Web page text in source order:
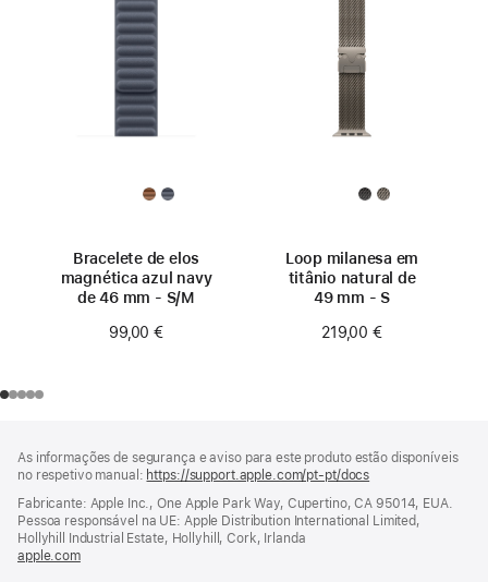
Bracelete de elos
magnética azul navy
de 46 mm - S/M
99,00 €
Loop milanesa em
titânio natural de
49 mm - S
219,00 €
de
rodapé
As informações de segurança e aviso para este produto estão disponíveis
no respetivo manual: https://support.apple.com/pt-pt/docs
nova
janela)
Fabricante: Apple Inc., One Apple Park Way, Cupertino, CA 95014, EUA.
Pessoa responsável na UE: Apple Distribution International Limited,
Hollyhill Industrial Estate, Hollyhill, Cork, Irlanda
apple.com(abre